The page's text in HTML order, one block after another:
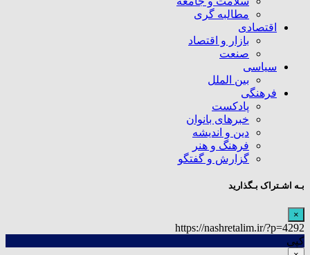
مطالبه گری
اقتصادی
بازار و اقتصاد
صنعت
سیاسی
بین الملل
فرهنگی
پادکست
خبرهای بانوان
دین و اندیشه
فرهنگ و هنر
گزارش و گفتگو
بـه اشـتراک بـگذارید
×
https://nashretalim.ir/?p=4292
کپی